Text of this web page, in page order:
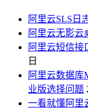
阿里云SLS日
阿里云无影云
阿里云短信接
日
阿里云数据库
业版选择问题
一看就懂阿里